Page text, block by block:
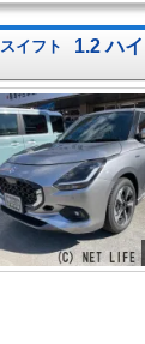
スイフト 1.2 ハ